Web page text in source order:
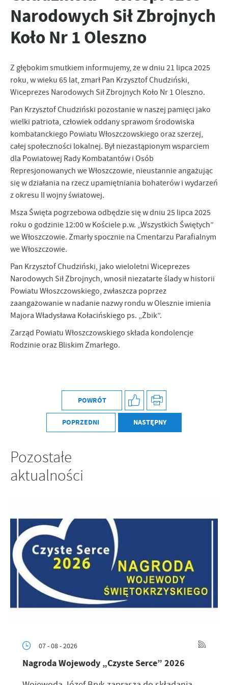
Narodowych Sił Zbrojnych
Koło Nr 1 Oleszno
Z głębokim smutkiem informujemy, że w dniu 21 lipca 2025
roku, w wieku 65 lat, zmarł Pan Krzysztof Chudziński,
Wiceprezes Narodowych Sił Zbrojnych Koło Nr 1 Oleszno.
Pan Krzysztof Chudziński pozostanie w naszej pamięci jako
wielki patriota, człowiek oddany sprawom środowiska
kombatanckiego Powiatu Włoszczowskiego oraz szerzej,
całej społeczności lokalnej. Był niezastąpionym wsparciem
dla Powiatowej Rady Kombatantów i Osób
Represjonowanych we Włoszczowie, nieustannie angażując
się w działania na rzecz upamiętniania bohaterów i wydarzeń
z okresu II wojny światowej.
Msza Święta pogrzebowa odbędzie się w dniu 25 lipca 2025
roku o godzinie 12:00 w Kościele p.w. „Wszystkich Świętych”
we Włoszczowie. Zmarły spocznie na Cmentarzu Parafialnym
we Włoszczowie.
Pan Krzysztof Chudziński, jako wieloletni Wiceprezes
Narodowych Sił Zbrojnych, wnosił niezatarte ślady w historii
Powiatu Włoszczowskiego, zwłaszcza poprzez
zaangażowanie w nadanie nazwy rondu w Olesznie imienia
Majora Władysława Kołacińskiego ps. „Żbik”.
Zarząd Powiatu Włoszczowskiego składa kondolencje
Rodzinie oraz Bliskim Zmarłego.
POWRÓT
POPRZEDNI NASTĘPNY
Pozostałe
aktualności
07 - 08 - 2026
Nagroda Wojewody „Czyste Serce” 2026
personalizację określonych funkcjonalności czy prezentowanych
treści.
Dzięki tym plikom cookies możemy zapewnić Ci większy komfort
korzystania z funkcjonalności naszej strony poprzez dopasowanie
funkcjonalne i personalizacyjne pliki cookies gwarantuje
dostępność większej ilości funkcji na stronie.
Więcej
Analityczne
Analityczne pliki cookies pomagają nam rozwijać się i
dostosowywać do Twoich potrzeb.
Cookies analityczne pozwalają na uzyskanie informacji w zakresie
wykorzystywania witryny internetowej, miejsca oraz częstotliwości,
z jaką odwiedzane są nasze serwisy www. Dane pozwalają nam na
ocenę naszych serwisów internetowych pod względem ich
popularności wśród użytkowników. Zgromadzone informacje są
przetwarzane w formie zanonimizowanej. Wyrażenie zgody na
analityczne pliki cookies gwarantuje dostępność wszystkich
funkcjonalności.
Więcej
Reklamowe
Dzięki reklamowym plikom cookies prezentujemy Ci najciekawsze
informacje i aktualności na stronach naszych partnerów.
Promocyjne pliki cookies służą do prezentowania Ci naszych
komunikatów na podstawie analizy Twoich upodobań oraz Twoich
promocyjne mogą pojawić się na stronach podmiotów trzecich lub
firm będących naszymi partnerami oraz innych dostawców usług.
Firmy te działają w charakterze pośredników prezentujących nasze
treści w postaci wiadomości, ofert, komunikatów mediów
Więcej